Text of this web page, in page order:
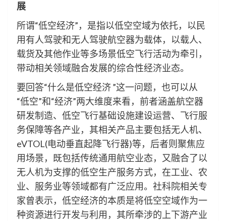
展
所谓“低空经济”，是指以低空空域为依托，以民
用有人驾驶和无人驾驶航空器为载体，以载人、
载货及其他作业等多场景低空飞行活动为牵引，
带动相关领域融合发展的综合性经济业态。
要回答“什么是低空经济 ”这一问题，也可以从
“低空”和“经济”两大维度来看，前者涵盖航空器
研发制造、低空飞行基础设施建设运营、飞行服
务保障等各产业，其相关产品主要包括无人机、
eVTOL(电动垂直起降飞行器)等，后者则聚焦应
用场景，既包括传统通用航空业态，又融合了以
无人机为支撑的低空生产服务方式，在工业、农
业、服务业等领域都有广泛应用。社科院相关专
家曾表示，低空经济的本质是将低空空域作为一
种资源进行开发与利用，其所牵涉的上下游产业